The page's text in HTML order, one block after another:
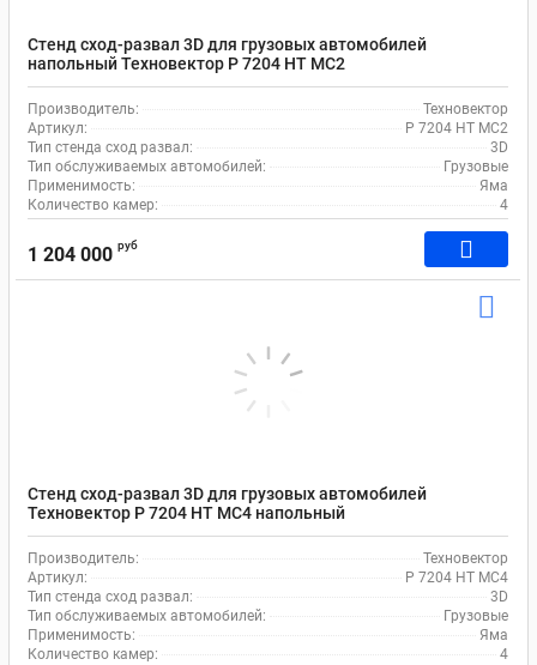
Стенд сход-развал 3D для грузовых автомобилей
напольный Техновектор P 7204 HT MC2
Производитель:
Техновектор
Артикул:
P 7204 HT MC2
Тип стенда сход развал:
3D
Тип обслуживаемых автомобилей:
Грузовые
Применимость:
Яма
Количество камер:
4
1 204 000 руб
Стенд сход-развал 3D для грузовых автомобилей
Техновектор P 7204 HT MC4 напольный
Производитель:
Техновектор
Артикул:
P 7204 HT MC4
Тип стенда сход развал:
3D
Тип обслуживаемых автомобилей:
Грузовые
Применимость:
Яма
Количество камер:
4